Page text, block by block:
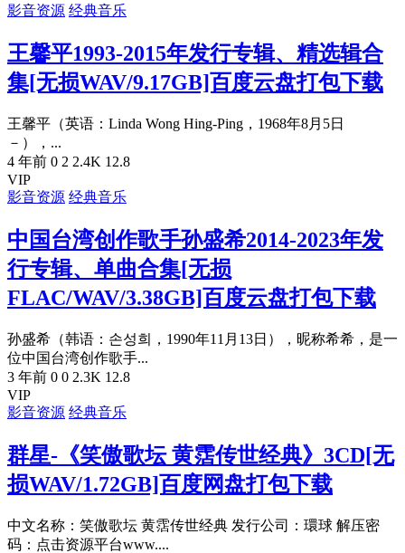
影音资源 经典音乐
王馨平1993-2015年发行专辑、精选辑合
集[无损WAV/9.17GB]百度云盘打包下载
王馨平（英语：Linda Wong Hing-Ping，1968年8月5日
－），...
4 年前 0 2 2.4K 12.8
VIP
影音资源 经典音乐
中国台湾创作歌手孙盛希2014-2023年发
行专辑、单曲合集[无损
FLAC/WAV/3.38GB]百度云盘打包下载
孙盛希（韩语：손성희，1990年11月13日），昵称希希，是一
位中国台湾创作歌手...
3 年前 0 0 2.3K 12.8
VIP
影音资源 经典音乐
群星-《笑傲歌坛 黄霑传世经典》3CD[无
损WAV/1.72GB]百度网盘打包下载
中文名称：笑傲歌坛 黄霑传世经典 发行公司：環球 解压密
码：点击资源平台www....